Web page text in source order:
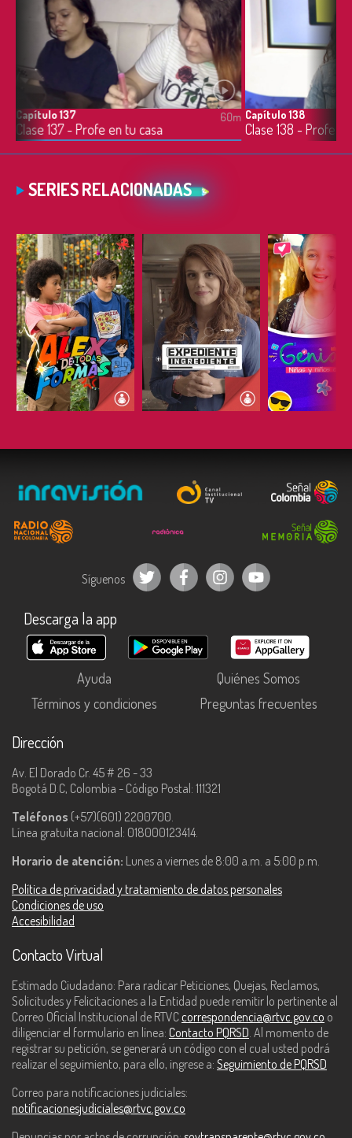
Capítulo 137
Clase 137 - Profe en tu casa
60m Capítulo 138
Clase 138 - Profe
SERIES RELACIONADAS
ESCUCHAR ESCUCHAR
Síguenos
Descarga la app
Ayuda
Quiénes Somos
Términos y condiciones
Preguntas frecuentes
Dirección
Av. El Dorado Cr. 45 # 26 - 33
Bogotá D.C, Colombia - Código Postal: 111321
Teléfonos (+57)(601) 2200700.
Línea gratuita nacional: 018000123414.
Horario de atención: Lunes a viernes de 8:00 a.m. a 5:00 p.m.
Política de privacidad y tratamiento de datos personales
Condiciones de uso
Accesibilidad
Contacto Virtual
Estimado Ciudadano: Para radicar Peticiones, Quejas, Reclamos,
Solicitudes y Felicitaciones a la Entidad puede remitir lo pertinente al
Correo Oficial Institucional de RTVC correspondencia@rtvc.gov.co o
diligenciar el formulario en línea: Contacto PQRSD. Al momento de
registrar su petición, se generará un código con el cual usted podrá
realizar el seguimiento, para ello, ingrese a: Seguimiento de PQRSD
Correo para notificaciones judiciales:
notificacionesjudiciales@rtvc.gov.co